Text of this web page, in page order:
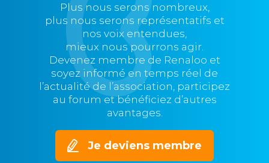
Plus nous serons nombreux,
plus nous serons représentatifs et
nos voix entendues,
mieux nous pourrons agir.
Devenez membre de Renaloo et
soyez informé en temps réel de
l’actualité de l’association, participez
au forum et bénéficiez d’autres
avantages.
Je deviens membre